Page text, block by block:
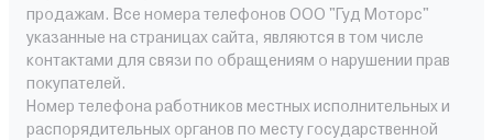
продажам. Все номера телефонов ООО "Гуд Моторс"
указанные на страницах сайта, являются в том числе
контактами для связи по обращениям о нарушении прав
покупателей.
Номер телефона работников местных исполнительных и
распорядительных органов по месту государственной